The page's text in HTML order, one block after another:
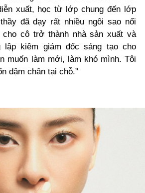
xuất, học từ lớp chung đến lớp
đã dạy rất nhiều ngôi sao nổi
cho cô trở thành nhà sản xuất và
lập kiêm giám đốc sáng tạo cho
muốn làm mới, làm khó mình. Tôi
dậm chân tại chỗ.”